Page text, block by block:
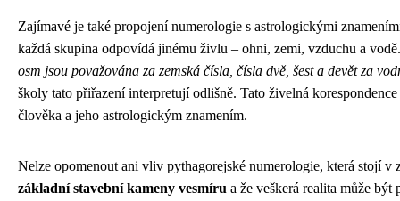
Zajímavé je také propojení numerologie s astrologickými
každá skupina odpovídá jinému živlu – ohni, zemi, vzduchu a
osm jsou považována za zemská čísla, čísla dvě, šest a devět za
školy tato přiřazení interpretují odlišně. Tato živelná
člověka a jeho astrologickým znamením.
Nelze opomenout ani vliv pythagorejské numerologie, která stojí
základní stavební kameny vesmíru a že veškerá realita může